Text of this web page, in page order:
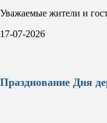
Уважаемые жители и
17-07-2026
Празднование Дня